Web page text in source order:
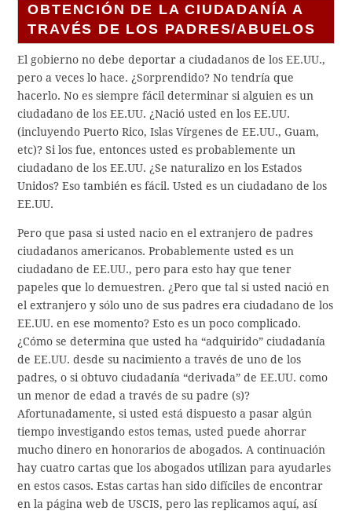
OBTENCIÓN DE LA CIUDADANÍA A
TRAVÉS DE LOS PADRES/ABUELOS
El gobierno no debe deportar a ciudadanos de los EE.UU.,
pero a veces lo hace. ¿Sorprendido? No tendría que
hacerlo. No es siempre fácil determinar si alguien es un
ciudadano de los EE.UU. ¿Nació usted en los EE.UU.
(incluyendo Puerto Rico, Islas Vírgenes de EE.UU., Guam,
etc)? Si los fue, entonces usted es probablemente un
ciudadano de los EE.UU. ¿Se naturalizo en los Estados
Unidos? Eso también es fácil. Usted es un ciudadano de los
EE.UU.
Pero que pasa si usted nacio en el extranjero de padres
ciudadanos americanos. Probablemente usted es un
ciudadano de EE.UU., pero para esto hay que tener
papeles que lo demuestren. ¿Pero que tal si usted nació en
el extranjero y sólo uno de sus padres era ciudadano de los
EE.UU. en ese momento? Esto es un poco complicado.
¿Cómo se determina que usted ha “adquirido” ciudadanía
de EE.UU. desde su nacimiento a través de uno de los
padres, o si obtuvo ciudadanía “derivada” de EE.UU. como
un menor de edad a través de su padre (s)?
Afortunadamente, si usted está dispuesto a pasar algún
tiempo investigando estos temas, usted puede ahorrar
mucho dinero en honorarios de abogados. A continuación
hay cuatro cartas que los abogados utilizan para ayudarles
en estos casos. Estas cartas han sido difíciles de encontrar
en la página web de USCIS, pero las replicamos aquí, así